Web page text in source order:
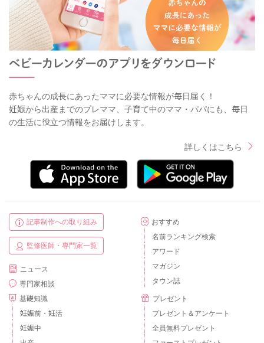
赤ちゃんの成長にあったママに必要な情報が毎日届く！
妊娠から出産までのプレママ、子育て中のママ・パパにも、毎日
の生活に役立つ情報をお届けします。
詳しくはこちら
記事制作への取り組み
監修医師・専門家一覧
ニュース
専門家相談
基礎知識
妊娠前・妊活
妊娠中
おすすめ
名前ランキング検索
アワード
マガジン
タウン誌
プレゼント
プレゼント＆アンケート
全員無料プレゼント